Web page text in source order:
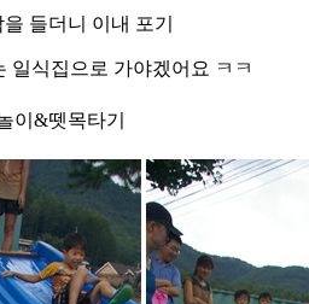
들더니 이내 포기
일식집으로 가야겠어요 ㅋㅋ
이&뗏목타기